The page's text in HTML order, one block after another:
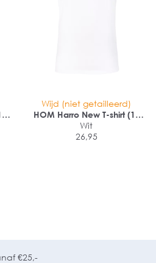
Wijd (niet getailleerd)
HOM Harro New T-shirt (1-
pack)
Wit
26,95
€25,-